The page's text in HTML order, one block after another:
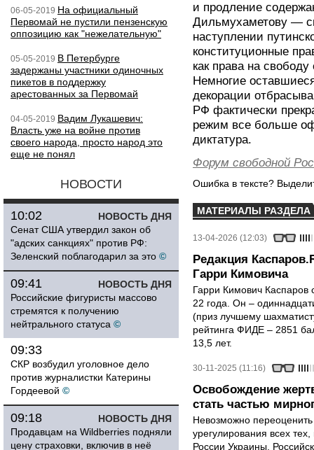
06-05-2019 На официальный
Первомай не пустили пензенскую
оппозицию как "нежелательную"
05-05-2019 В Петербурге
задержаны участники одиночных
пикетов в поддержку
арестованных за Первомай
04-05-2019 Вадим Лукашевич:
Власть уже на войне против
своего народа, просто народ это
еще не понял
НОВОСТИ
НОВОСТЬ ДНЯ
10:02
Сенат США утвердил закон об
"адских санкциях" против РФ:
Зеленский поблагодарил за это ©
НОВОСТЬ ДНЯ
09:41
Российские фигуристы массово
стремятся к получению
нейтрального статуса ©
09:33
СКР возбудил уголовное дело
против журналистки Катерины
Гордеевой ©
НОВОСТЬ ДНЯ
09:18
Продавцам на Wildberries подняли
цену страховки, включив в неё
и продление
Дильмухаметову —
наступлении
конституционные
как права на
Немногие
декорации
РФ фактически
режим все больше
диктатура.
Форум свободной
Ошибка в тексте?
МАТЕРИАЛЫ РАЗДЕЛА
13-04-2026 (12:03)
Редакция
Гарри Кимовича
Гарри Кимович
22 года. Он –
(приз лучшему
рейтинга ФИДЕ – 2851
13,5 лет.
30-11-2025 (11:16)
Освобождение
стать частью
Невозможно
урегулирования всех
России Украины.